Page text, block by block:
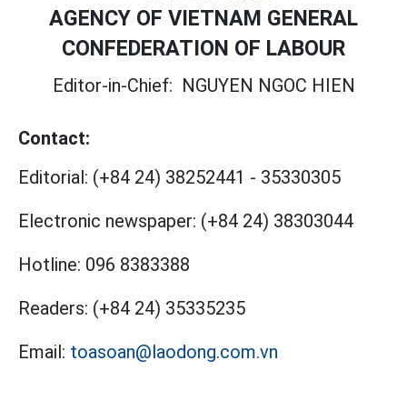
AGENCY OF VIETNAM GENERAL
CONFEDERATION OF LABOUR
Editor-in-Chief: NGUYEN NGOC HIEN
Contact:
Editorial: (+84 24) 38252441 - 35330305
Electronic newspaper: (+84 24) 38303044
Hotline: 096 8383388
Readers: (+84 24) 35335235
Email: toasoan@laodong.com.vn